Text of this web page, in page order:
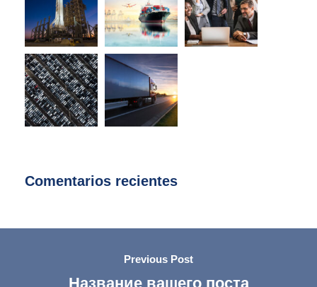
Comentarios recientes
Previous Post
Название вашего поста